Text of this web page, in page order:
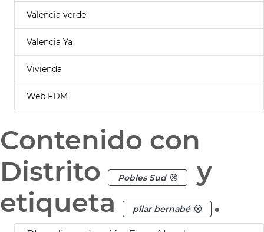
Valencia verde
Valencia Ya
Vivienda
Web FDM
Contenido con
Distrito
Pobles Sud
y
etiqueta
pilar bernabé .